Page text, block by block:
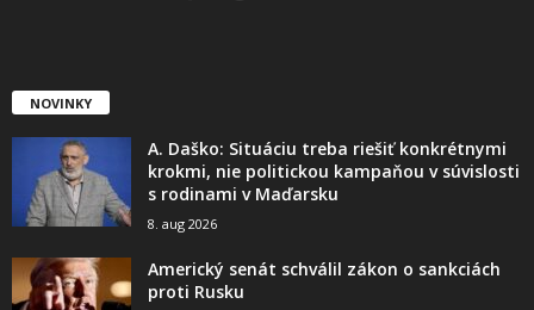
NOVINKY
A. Daško: Situáciu treba riešiť konkrétnymi
krokmi, nie politickou kampaňou v súvislosti
s rodinami v Maďarsku
8. aug 2026
Americký senát schválil zákon o sankciách
proti Rusku